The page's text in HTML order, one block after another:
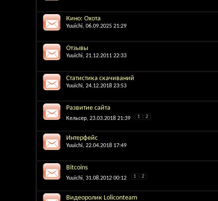
Кино: Охота
Yuuichi, 06.09.2025 21:29
Отзывы
Yuuichi, 21.12.2011 22:33
Статистика скачиваний
Yuuichi, 24.12.2018 23:53
Развитие сайта
Кельсер, 23.03.2018 21:39 1 2
Интерфейс
Yuuichi, 22.04.2018 17:49
Bitcoins
Yuuichi, 31.08.2012 00:12 1 2
Видеоролик Loliconteam